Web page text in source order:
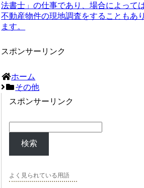
法書士」の仕事であり、場合によって
不動産物件の現地調査をすることもあり
ます。
スポンサーリンク
ホーム
その他
スポンサーリンク
検索
よく見られている用語